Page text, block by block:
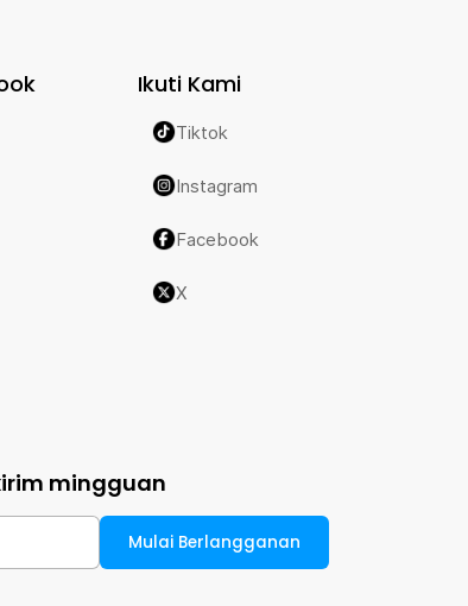
Ikuti Kami
Tiktok
Instagram
Facebook
X
mingguan
Mulai Berlangganan